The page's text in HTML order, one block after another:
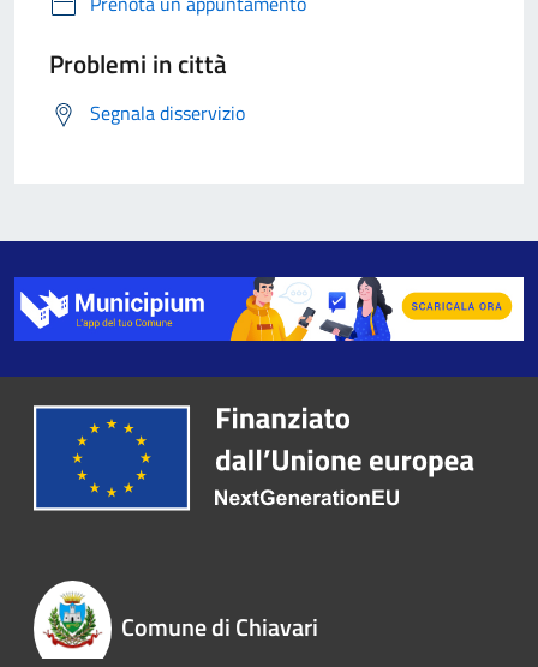
Problemi in città
Segnala disservizio
Comune di Chiavari